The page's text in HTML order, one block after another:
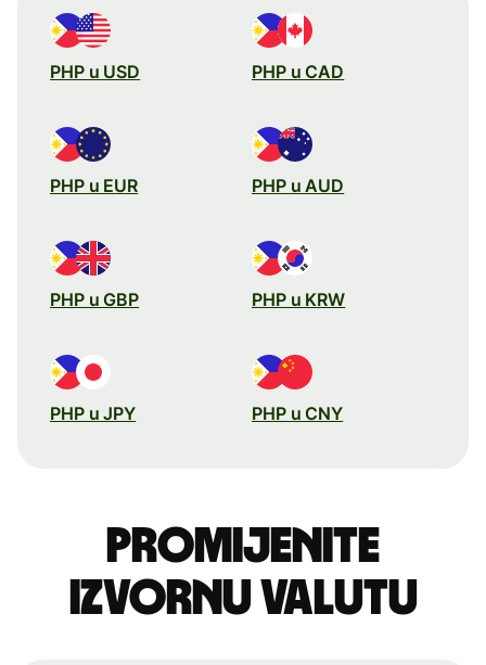
PHP u USD PHP u CAD
PHP u EUR PHP u AUD
PHP u GBP PHP u KRW
PHP u JPY PHP u CNY
Promijenite
izvornu valutu